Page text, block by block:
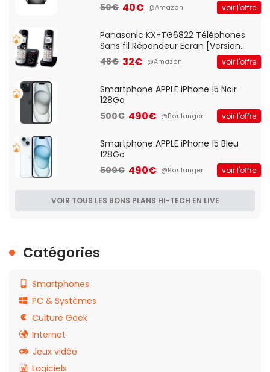
d'accès et Bridge, contrôle Parental,
50€ 40€ @Amazon voir l'offre
Panasonic KX-TG6822 Téléphones
Sans fil Répondeur Ecran [Version
Française]
48€ 32€ @Amazon voir l'offre
Smartphone APPLE iPhone 15 Noir
128Go
500€ 490€ @Boulanger voir l'offre
Smartphone APPLE iPhone 15 Bleu
128Go
500€ 490€ @Boulanger voir l'offre
VOIR TOUS LES BONS PLANS HI-TECH EN LIVE
Catégories
Smartphones
PC & Systèmes
Culture Geek
Internet
Jeux vidéo
Logiciels